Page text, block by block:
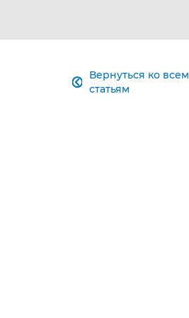
Вернуться ко всем
статьям
